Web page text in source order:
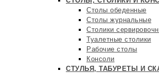
Столы обеденные
Столы журнальные
Столики
Туалетные столики
Рабочие столы
Консоли
СТУЛЬЯ, ТАБУРЕТЫ И